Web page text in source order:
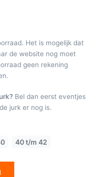
Het is mogelijk dat
de website nog moet
geen rekening
Bel dan eerst eventjes
jurk er nog is.
40 t/m 42